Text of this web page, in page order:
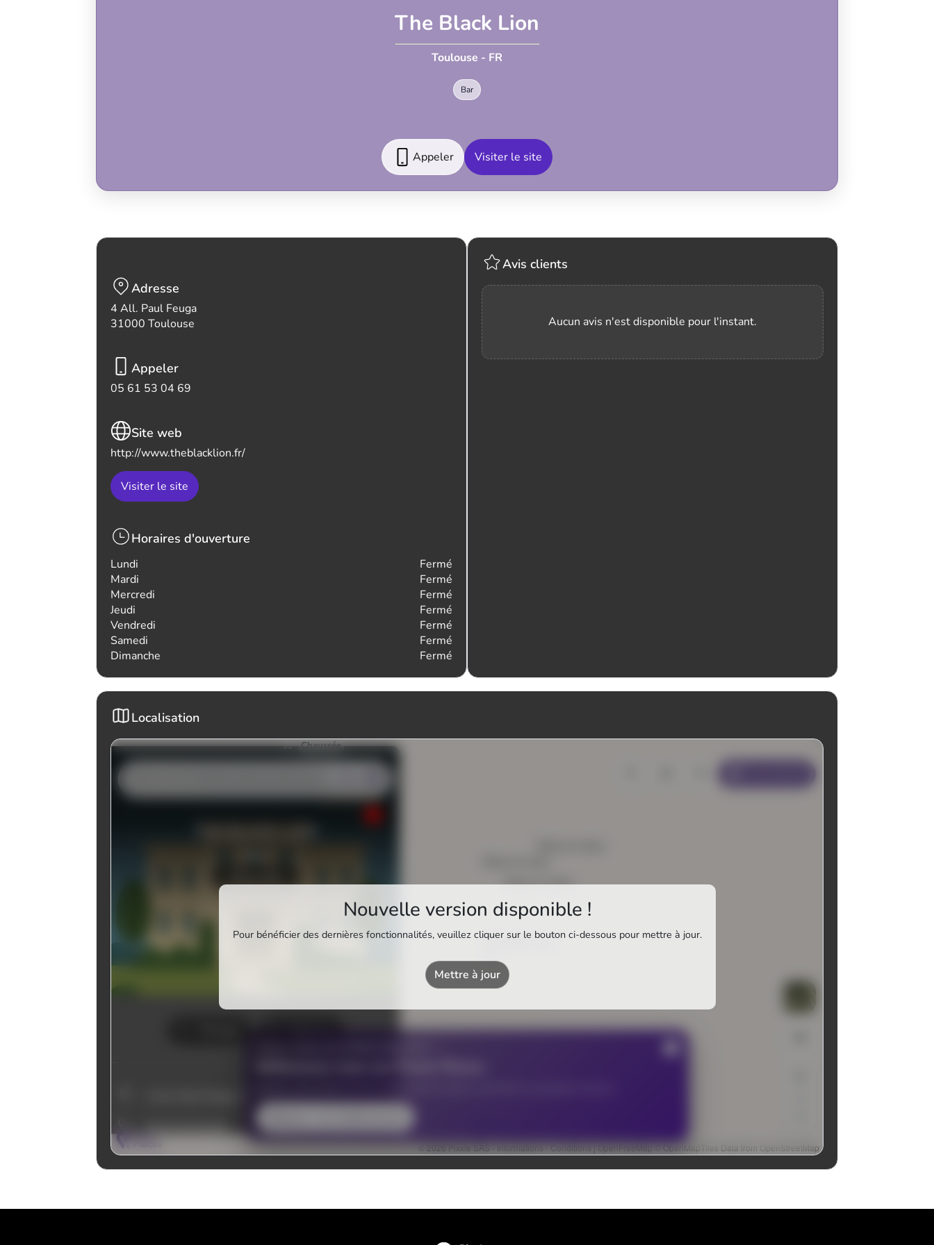
The Black Lion
Toulouse - FR
Bar
Appeler Visiter le site
Adresse
4 All. Paul Feuga
31000 Toulouse
Appeler
05 61 53 04 69
Site web
http://www.theblacklion.fr/
Visiter le site
Horaires d'ouverture
Lundi
Fermé
Mardi
Fermé
Mercredi
Fermé
Jeudi
Fermé
Vendredi
Fermé
Samedi
Fermé
Dimanche
Fermé
Avis clients
Aucun avis n'est disponible pour l'instant.
Localisation